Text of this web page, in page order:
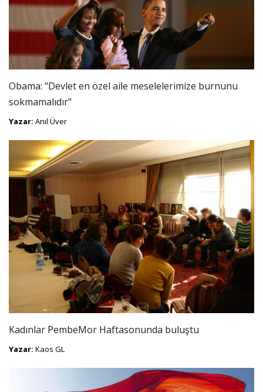
Obama: "Devlet en özel aile meselelerimize burnunu
sokmamalıdır"
Yazar: Anıl Üver
Kadınlar PembeMor Haftasonunda buluştu
Yazar: Kaos GL